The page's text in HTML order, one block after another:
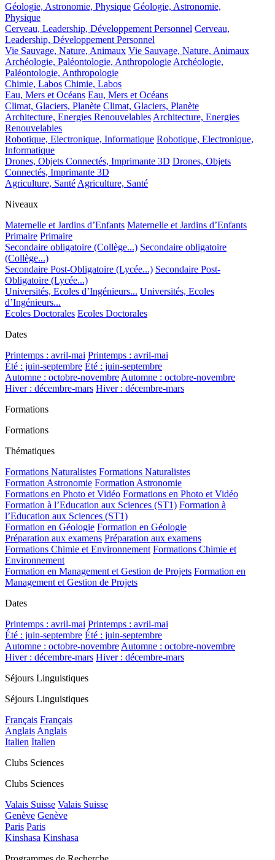
Géologie, Astronomie, Physique Géologie, Astronomie,
Physique
Cerveau, Leadership, Développement Personnel Cerveau,
Leadership, Développement Personnel
Vie Sauvage, Nature, Animaux Vie Sauvage, Nature, Animaux
Archéologie, Paléontologie, Anthropologie Archéologie,
Paléontologie, Anthropologie
Chimie, Labos Chimie, Labos
Eau, Mers et Océans Eau, Mers et Océans
Climat, Glaciers, Planète Climat, Glaciers, Planète
Architecture, Energies Renouvelables Architecture, Energies
Renouvelables
Robotique, Electronique, Informatique Robotique, Electronique,
Informatique
Drones, Objets Connectés, Imprimante 3D Drones, Objets
Connectés, Imprimante 3D
Agriculture, Santé Agriculture, Santé
Niveaux
Maternelle et Jardins d’Enfants Maternelle et Jardins d’Enfants
Primaire Primaire
Secondaire obligatoire (Collège...) Secondaire obligatoire
(Collège...)
Secondaire Post-Obligatoire (Lycée...) Secondaire Post-
Obligatoire (Lycée...)
Universités, Ecoles d’Ingénieurs... Universités, Ecoles
d’Ingénieurs...
Ecoles Doctorales Ecoles Doctorales
Dates
Printemps : avril-mai Printemps : avril-mai
Été : juin-septembre Été : juin-septembre
Automne : octobre-novembre Automne : octobre-novembre
Hiver : décembre-mars Hiver : décembre-mars
Formations
Formations
Thématiques
Formations Naturalistes Formations Naturalistes
Formation Astronomie Formation Astronomie
Formations en Photo et Vidéo Formations en Photo et Vidéo
Formation à l’Education aux Sciences (ST1) Formation à
l’Education aux Sciences (ST1)
Formation en Géologie Formation en Géologie
Préparation aux examens Préparation aux examens
Formations Chimie et Environnement Formations Chimie et
Environnement
Formation en Management et Gestion de Projets Formation en
Management et Gestion de Projets
Dates
Printemps : avril-mai Printemps : avril-mai
Été : juin-septembre Été : juin-septembre
Automne : octobre-novembre Automne : octobre-novembre
Hiver : décembre-mars Hiver : décembre-mars
Séjours Linguistiques
Séjours Linguistiques
Français Français
Anglais Anglais
Italien Italien
Clubs Sciences
Clubs Sciences
Valais Suisse Valais Suisse
Genève Genève
Paris Paris
Kinshasa Kinshasa